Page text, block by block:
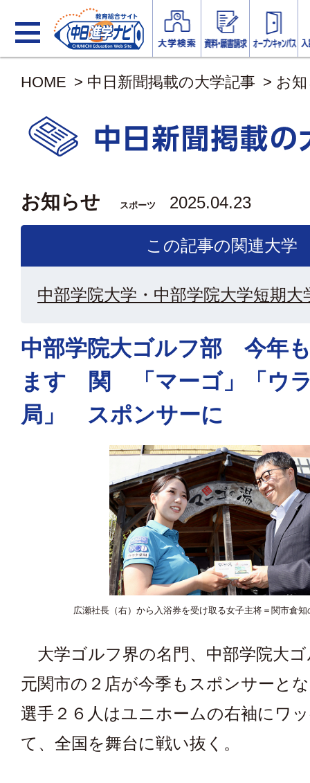
HOME > 中日新聞掲載の大学記事 > お
お知らせ スポーツ 2025.04.23
この記事の関連大学
中部学院大学・中部学院大学短期大
中部学院大ゴルフ部 今年
ます 関 「マーゴ」「ウ
局」 スポンサーに
広瀬社長（右）から入浴券を受け取る女子主将＝関市倉
大学ゴルフ界の名門、中部学院大
元関市の２店が今季もスポンサーと
選手２６人はユニホームの右袖にワ
て、全国を舞台に戦い抜く。